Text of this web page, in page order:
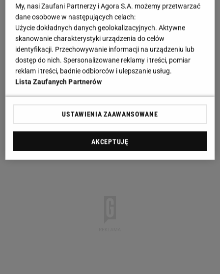
kosmetyczni bohaterowie od NYX Professional
Makeup.
My, nasi Zaufani Partnerzy i Agora S.A. możemy przetwarzać
dane osobowe w następujących celach:
Użycie dokładnych danych geolokalizacyjnych. Aktywne
skanowanie charakterystyki urządzenia do celów
identyfikacji. Przechowywanie informacji na urządzeniu lub
dostęp do nich. Spersonalizowane reklamy i treści, pomiar
reklam i treści, badnie odbiorców i ulepszanie usług.
Lista Zaufanych Partnerów
USTAWIENIA ZAAWANSOWANE
AKCEPTUJĘ